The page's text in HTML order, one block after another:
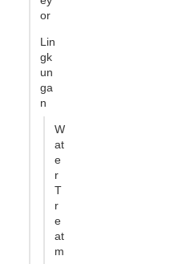
or
Lin
gk
un
ga
n
W
at
e
r
T
r
e
at
m